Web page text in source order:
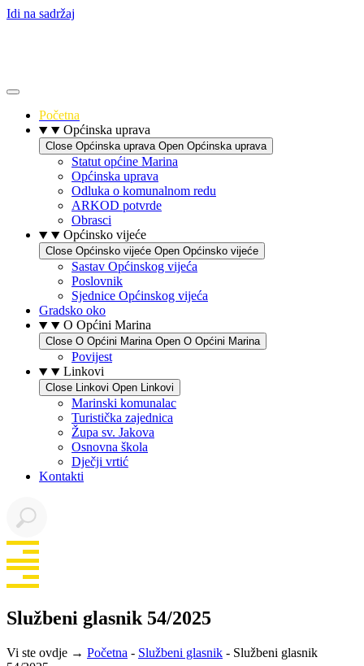
Idi na sadržaj
Početna
Općinska uprava
Close Općinska uprava Open Općinska uprava
Statut općine Marina
Općinska uprava
Odluka o komunalnom redu
ARKOD potvrde
Obrasci
Općinsko vijeće
Close Općinsko vijeće Open Općinsko vijeće
Sastav Općinskog vijeća
Poslovnik
Sjednice Općinskog vijeća
Gradsko oko
O Općini Marina
Close O Općini Marina Open O Općini Marina
Povijest
Linkovi
Close Linkovi Open Linkovi
Marinski komunalac
Turistička zajednica
Župa sv. Jakova
Osnovna škola
Dječji vrtić
Kontakti
Službeni glasnik 54/2025
Vi ste ovdje → Početna - Službeni glasnik - Službeni glasnik